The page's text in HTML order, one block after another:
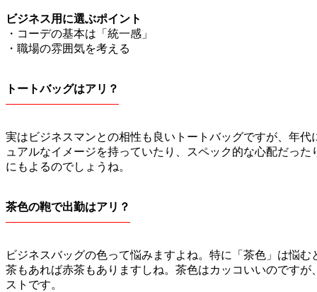
ビジネス用に選ぶポイント
・コーデの基本は「統一感」
・職場の雰囲気を考える
トートバッグはアリ？
実はビジネスマンとの相性も良いトートバッグですが、年
ュアルなイメージを持っていたり、スペック的な心配だっ
にもよるのでしょうね。
茶色の鞄で出勤はアリ？
ビジネスバッグの色って悩みますよね。特に「茶色」は悩
茶もあれば赤茶もありますしね。茶色はカッコいいのです
ストです。